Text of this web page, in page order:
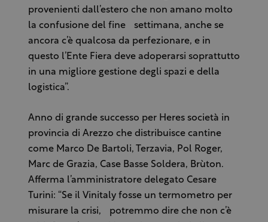
provenienti dall’estero che non amano molto
la confusione del fine settimana, anche se
ancora c’è qualcosa da perfezionare, e in
questo l’Ente Fiera deve adoperarsi soprattutto
in una migliore gestione degli spazi e della
logistica”.
Anno di grande successo per Heres società in
provincia di Arezzo che distribuisce cantine
come Marco De Bartoli, Terzavia, Pol Roger,
Marc de Grazia, Case Basse Soldera, Brùton.
Afferma l’amministratore delegato Cesare
Turini: “Se il Vinitaly fosse un termometro per
misurare la crisi, potremmo dire che non c’è